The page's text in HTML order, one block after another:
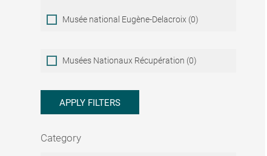
Musée national Eugène-Delacroix (0)
Musées
Nationaux
Musées Nationaux Récupération (0)
APPLY FILTERS
Category